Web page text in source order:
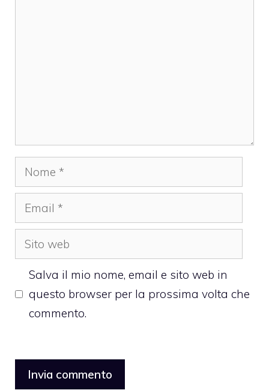
Nome
Email
Sito
web
Salva il mio nome, email e sito web in
questo browser per la prossima volta che
commento.